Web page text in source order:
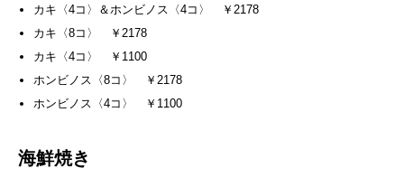
カキ〈4コ〉＆ホンビノス〈4コ〉 ￥2178
カキ〈8コ〉 ￥2178
カキ〈4コ〉 ￥1100
ホンビノス〈8コ〉 ￥2178
ホンビノス〈4コ〉 ￥1100
海鮮焼き